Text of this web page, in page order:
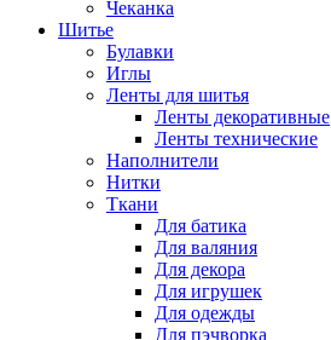
Чеканка
Шитье
Булавки
Иглы
Ленты для шитья
Ленты декоративные
Ленты технические
Наполнители
Нитки
Ткани
Для батика
Для валяния
Для декора
Для игрушек
Для одежды
Для пэчворка